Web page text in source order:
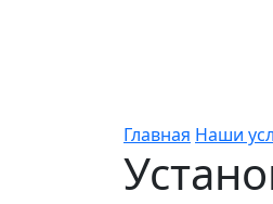
Главная Наши